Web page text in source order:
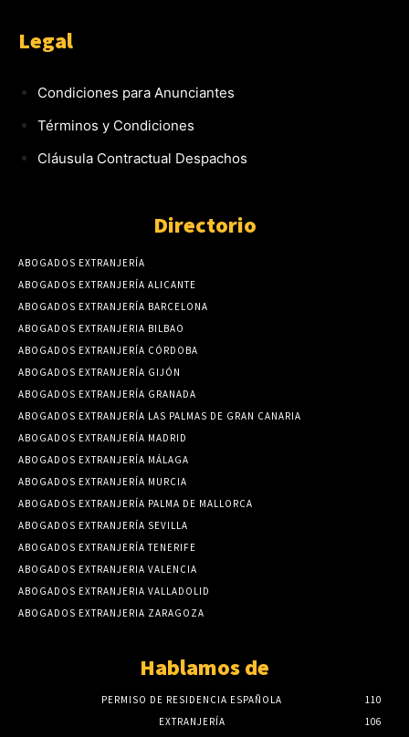
Legal
Condiciones para Anunciantes
Términos y Condiciones
Cláusula Contractual Despachos
Directorio
ABOGADOS EXTRANJERÍA
ABOGADOS EXTRANJERÍA ALICANTE
ABOGADOS EXTRANJERÍA BARCELONA
ABOGADOS EXTRANJERIA BILBAO
ABOGADOS EXTRANJERÍA CÓRDOBA
ABOGADOS EXTRANJERÍA GIJÓN
ABOGADOS EXTRANJERÍA GRANADA
ABOGADOS EXTRANJERÍA LAS PALMAS DE GRAN CANARIA
ABOGADOS EXTRANJERÍA MADRID
ABOGADOS EXTRANJERÍA MÁLAGA
ABOGADOS EXTRANJERÍA MURCIA
ABOGADOS EXTRANJERÍA PALMA DE MALLORCA
ABOGADOS EXTRANJERÍA SEVILLA
ABOGADOS EXTRANJERÍA TENERIFE
ABOGADOS EXTRANJERIA VALENCIA
ABOGADOS EXTRANJERIA VALLADOLID
ABOGADOS EXTRANJERIA ZARAGOZA
Hablamos de
PERMISO DE RESIDENCIA ESPAÑOLA
110
EXTRANJERÍA
106